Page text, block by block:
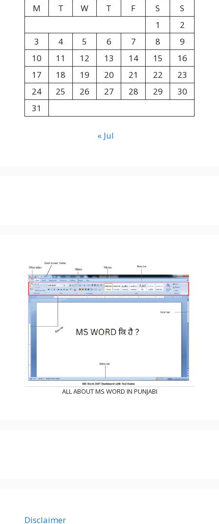
M
T W T F S
S
1
2
3
4 5 6 7 8
9
10
11 12 13 14 15
16
17
18 19 20 21 22
23
24
25 26 27 28 29
30
31
« Jul
ALL ABOUT MS WORD IN PUNJABI
Disclaimer